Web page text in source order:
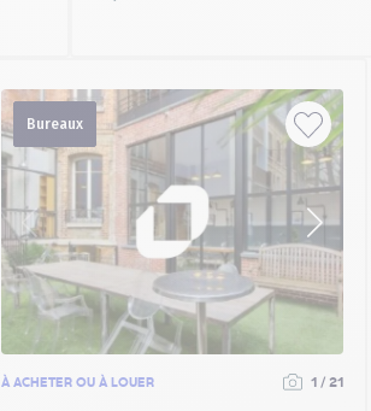
Bureaux
À ACHETER OU À LOUER 1 / 21